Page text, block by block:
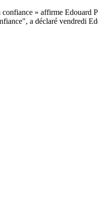
a déclaré vendredi